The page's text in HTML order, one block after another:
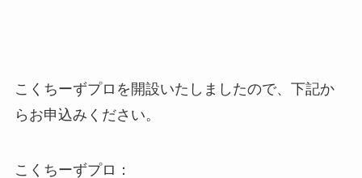
こくちーずプロを開設いたしましたので、下記か
らお申込みください。
こくちーずプロ：